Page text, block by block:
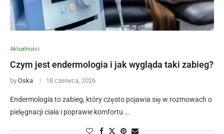
Aktualności
Czym jest endermologia i jak wygląda taki zabieg?
by Oska 18 czerwca, 2026
Endermologia to zabieg, który często pojawia się w rozmowach o
pielęgnacji ciała i poprawie komfortu …